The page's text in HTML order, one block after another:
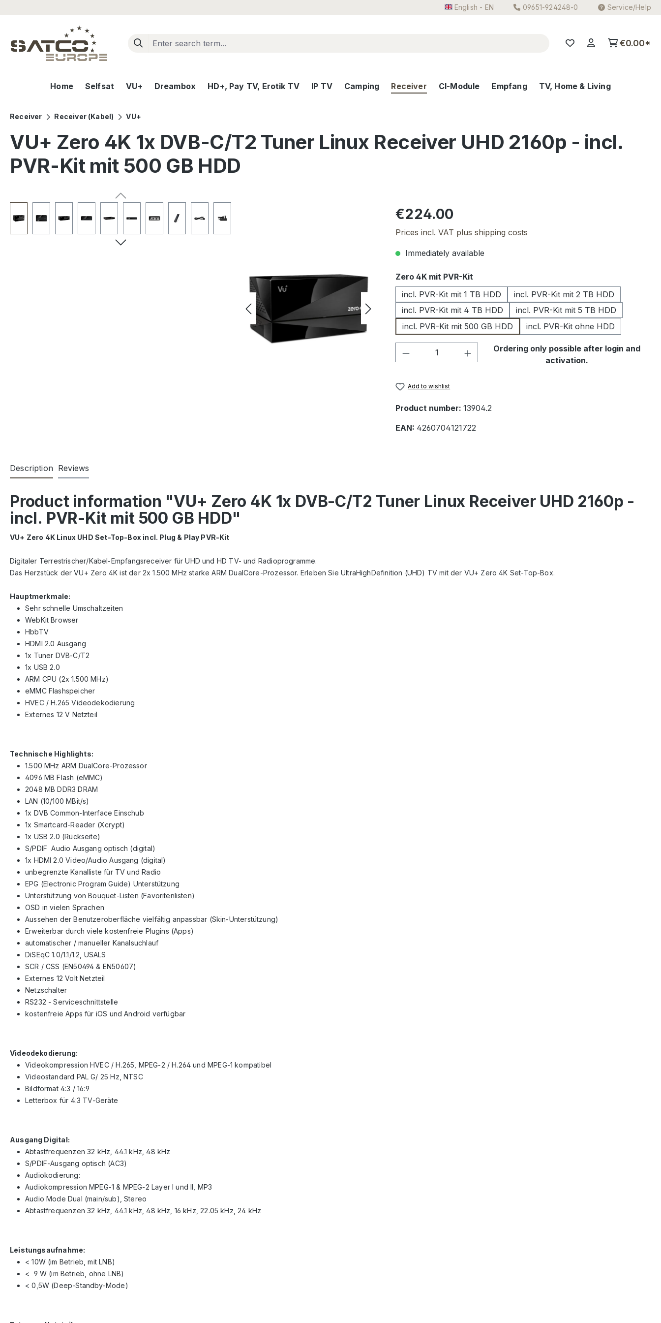
English - EN 09651-924248-0 Service/Help
€0.00*
Home Selfsat VU+ Dreambox HD+, Pay TV, Erotik TV IP TV Camping Receiver CI-Module Empfang TV, Home & Living
Receiver Receiver (Kabel) VU+
VU+ Zero 4K 1x DVB-C/T2 Tuner Linux Receiver UHD 2160p - incl.
PVR-Kit mit 500 GB HDD
Regular price:
€224.00
Prices incl. VAT plus shipping costs
Immediately available
Select
Zero 4K mit PVR-Kit
incl. PVR-Kit mit 1 TB HDD
incl. PVR-Kit mit 2 TB HDD
incl. PVR-Kit mit 4 TB HDD
incl. PVR-Kit mit 5 TB HDD
incl. PVR-Kit mit 500 GB HDD
incl. PVR-Kit ohne HDD
Product Quantity: Enter the desired amount
Ordering only possible after login and
activation.
Add to wishlist
Product number: 13904.2
EAN: 4260704121722
Description Reviews
Product information "VU+ Zero 4K 1x DVB-C/T2 Tuner Linux Receiver UHD 2160p -
incl. PVR-Kit mit 500 GB HDD"
VU+ Zero 4K Linux UHD Set-Top-Box incl. Plug & Play PVR-Kit
Digitaler Terrestrischer/Kabel-Empfangsreceiver für UHD und HD TV- und Radioprogramme.
Das Herzstück der VU+ Zero 4K ist der 2x 1.500 MHz starke ARM DualCore-Prozessor. Erleben Sie UltraHighDefinition (UHD) TV mit der VU+ Zero 4K Set-Top-Box.
Hauptmerkmale:
Sehr schnelle Umschaltzeiten
WebKit Browser
HbbTV
HDMI 2.0 Ausgang
1x Tuner DVB-C/T2
1x USB 2.0
ARM CPU (2x 1.500 MHz)
eMMC Flashspeicher
HVEC / H.265 Videodekodierung
Externes 12 V Netzteil
Technische Highlights:
1.500 MHz ARM DualCore-Prozessor
4096 MB Flash (eMMC)
2048 MB DDR3 DRAM
LAN (10/100 MBit/s)
1x DVB Common-Interface Einschub
1x Smartcard-Reader (Xcrypt)
1x USB 2.0 (Rückseite)
S/PDIF Audio Ausgang optisch (digital)
1x HDMI 2.0 Video/Audio Ausgang (digital)
unbegrenzte Kanalliste für TV und Radio
EPG (Electronic Program Guide) Unterstützung
Unterstützung von Bouquet-Listen (Favoritenlisten)
OSD in vielen Sprachen
Aussehen der Benutzeroberfläche vielfältig anpassbar (Skin-Unterstützung)
Erweiterbar durch viele kostenfreie Plugins (Apps)
automatischer / manueller Kanalsuchlauf
DiSEqC 1.0/1.1/1.2, USALS
SCR / CSS (EN50494 & EN50607)
Externes 12 Volt Netzteil
Netzschalter
RS232 - Serviceschnittstelle
kostenfreie Apps für iOS und Android verfügbar
Videodekodierung:
Videokompression HVEC / H.265, MPEG-2 / H.264 und MPEG-1 kompatibel
Videostandard PAL G/ 25 Hz, NTSC
Bildformat 4:3 / 16:9
Letterbox für 4:3 TV-Geräte
Ausgang Digital:
Abtastfrequenzen 32 kHz, 44.1 kHz, 48 kHz
S/PDIF-Ausgang optisch (AC3)
Audiokodierung:
Audiokompression MPEG-1 & MPEG-2 Layer I und II, MP3
Audio Mode Dual (main/sub), Stereo
Abtastfrequenzen 32 kHz, 44.1 kHz, 48 kHz, 16 kHz, 22.05 kHz, 24 kHz
Leistungsaufnahme:
< 10W (im Betrieb, mit LNB)
< 9 W (im Betrieb, ohne LNB)
< 0,5W (Deep-Standby-Mode)